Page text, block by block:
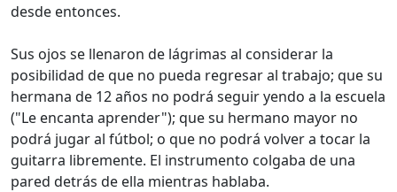
desde entonces.
Sus ojos se llenaron de lágrimas al considerar la
posibilidad de que no pueda regresar al trabajo; que su
hermana de 12 años no podrá seguir yendo a la escuela
("Le encanta aprender"); que su hermano mayor no
podrá jugar al fútbol; o que no podrá volver a tocar la
guitarra libremente. El instrumento colgaba de una
pared detrás de ella mientras hablaba.